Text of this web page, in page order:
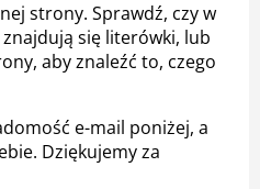
strony. Sprawdź, czy w
się literówki, lub
aby znaleźć to, czego
e-mail poniżej, a
Dziękujemy za